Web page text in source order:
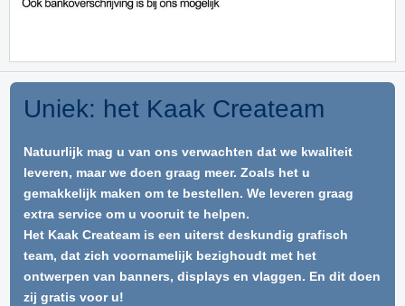
Uniek: het Kaak Createam
Natuurlijk mag u van ons verwachten dat we kwaliteit
leveren, maar we doen graag meer. Zoals het u
gemakkelijk maken om te bestellen. We leveren graag
extra service om u vooruit te helpen.
Het Kaak Createam is een uiterst deskundig grafisch
team, dat zich voornamelijk bezighoudt met het
ontwerpen van banners, displays en vlaggen. En dit doen
zij gratis voor u!